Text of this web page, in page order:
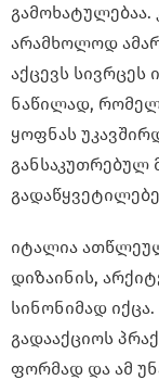
არამხოლოდ
აქცევს სივრცეს
ნაწილად,
ყოფნას
განსაკუთრებულ
იტალია
დიზაინის,
სინონიმად
გადააქციოს
ფორმად და ამ